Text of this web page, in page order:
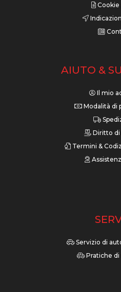
Cookie
AIUTO &
Il mio
Modalità di
Diritto di
Termini &
Servizio di
Pratiche di